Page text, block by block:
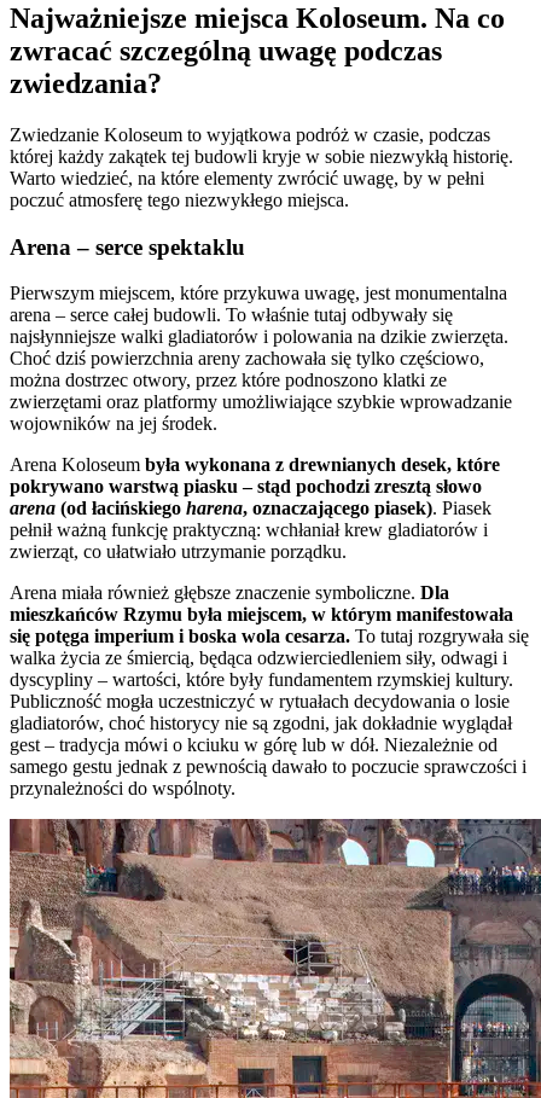
Najważniejsze miejsca Koloseum. Na co
zwracać szczególną uwagę podczas
zwiedzania?
Zwiedzanie Koloseum to wyjątkowa podróż w czasie, podczas
której każdy zakątek tej budowli kryje w sobie niezwykłą historię.
Warto wiedzieć, na które elementy zwrócić uwagę, by w pełni
poczuć atmosferę tego niezwykłego miejsca.
Arena– serce spektaklu
Pierwszym miejscem, które przykuwa uwagę, jest monumentalna
arena – serce całej budowli. To właśnie tutaj odbywały się
najsłynniejsze walki gladiatorów i polowania na dzikie zwierzęta.
Choć dziś powierzchnia areny zachowała się tylko częściowo,
można dostrzec otwory, przez które podnoszono klatki ze
zwierzętami oraz platformy umożliwiające szybkie wprowadzanie
wojowników na jej środek.
Arena Koloseum była wykonana z drewnianych desek, które
pokrywano warstwą piasku – stąd pochodzi zresztą słowo
arena (od łacińskiego harena, oznaczającego piasek). Piasek
pełnił ważną funkcję praktyczną: wchłaniał krew gladiatorów i
zwierząt, co ułatwiało utrzymanie porządku.
Arena miała również głębsze znaczenie symboliczne. Dla
mieszkańców Rzymu była miejscem, w którym manifestowała
się potęga imperium i boska wola cesarza. To tutaj rozgrywała się
walka życia ze śmiercią, będąca odzwierciedleniem siły, odwagi i
dyscypliny – wartości, które były fundamentem rzymskiej kultury.
Publiczność mogła uczestniczyć w rytuałach decydowania o losie
gladiatorów, choć historycy nie są zgodni, jak dokładnie wyglądał
gest – tradycja mówi o kciuku w górę lub w dół. Niezależnie od
samego gestu jednak z pewnością dawało to poczucie sprawczości i
przynależności do wspólnoty.